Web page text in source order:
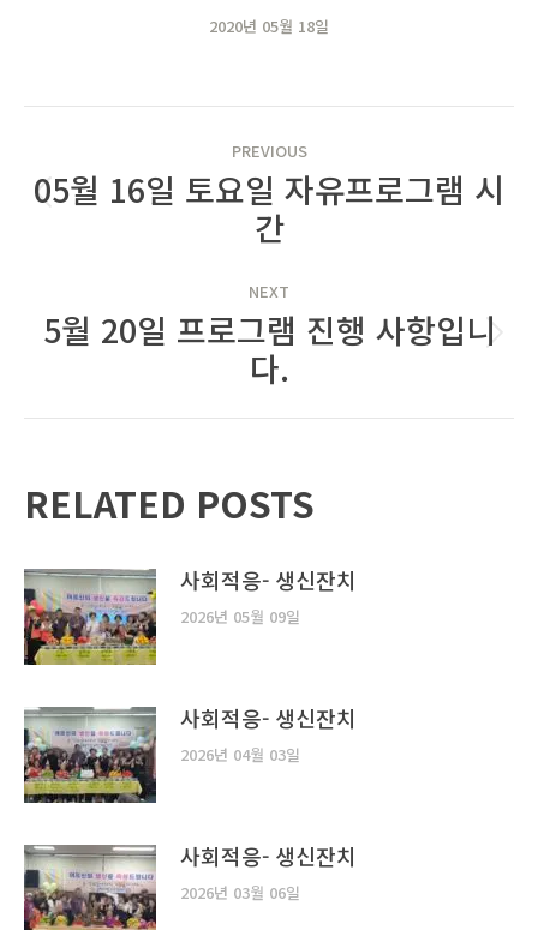
2020년 05월 18일
NAVIGATION
PREVIOUS
Previous
post:
05월 16일 토요일 자유프로그램 시
간
NEXT
Next
post:
5월 20일 프로그램 진행 사항입니
다.
RELATED POSTS
사회적응- 생신잔치
2026년 05월 09일
사회적응- 생신잔치
2026년 04월 03일
사회적응- 생신잔치
2026년 03월 06일